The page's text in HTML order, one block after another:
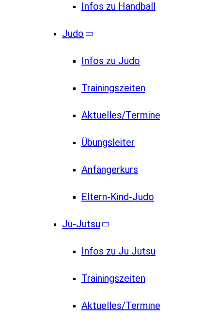
Infos zu Handball
Judo
Infos zu Judo
Trainingszeiten
Aktuelles/Termine
Übungsleiter
Anfängerkurs
Eltern-Kind-Judo
Ju-Jutsu
Infos zu Ju Jutsu
Trainingszeiten
Aktuelles/Termine